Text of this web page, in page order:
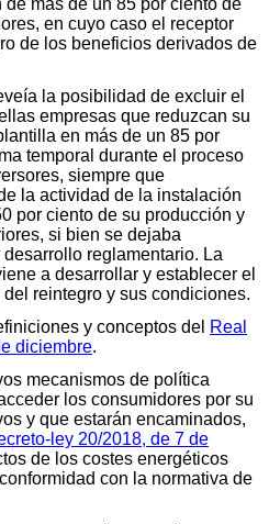
en cuyo caso el receptor
de los beneficios derivados de
la posibilidad de excluir el
empresas que reduzcan su
en más de un 85 por
temporal durante el proceso
siempre que
la actividad de la instalación
por ciento de su producción y
si bien se dejaba
reglamentario. La
a desarrollar y establecer el
reintegro y sus condiciones.
y conceptos del Real
diciembre.
mecanismos de política
los consumidores por su
y que estarán encaminados,
ley 20/2018, de 7 de
de los costes energéticos
con la normativa de